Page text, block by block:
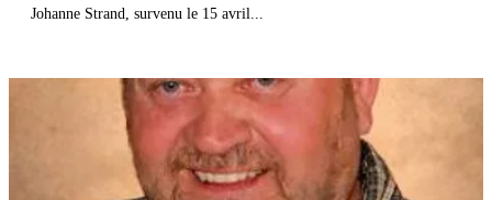
Johanne Strand, survenu le 15 avril...